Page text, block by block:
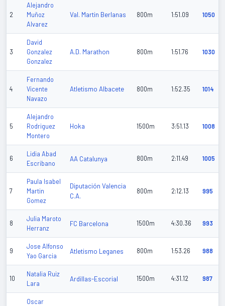
2
Alejandro
Muñoz
Alvarez
Val. Martin Berlanas 800m 1:51.09 1050
3
David
Gonzalez
Gonzalez
A.D. Marathon 800m 1:51.76 1030
4
Fernando
Vicente
Navazo
Atletismo Albacete 800m 1:52.35 1014
5
Alejandro
Rodriguez
Montero
Hoka 1500m 3:51.13 1008
6
Lidia Abad
Escribano
AA Catalunya 800m 2:11.49 1005
7
Paula Isabel
Martin
Gomez
Diputación Valencia
C.A.
800m 2:12.13 995
8
Julia Maroto
Herranz
FC Barcelona 1500m 4:30.36 993
9
Jose Alfonso
Yao Garcia
Atletismo Leganes 800m 1:53.26 988
10
Natalia Ruiz
Lara
Ardillas-Escorial 1500m 4:31.12 987
Oscar